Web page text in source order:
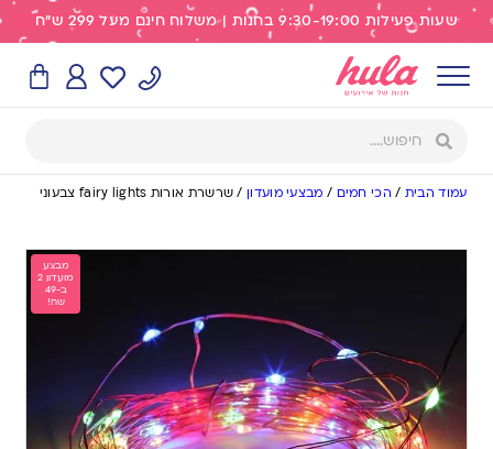
שעות פעילות 9:30-19:00 בחנות | משלוח חינם מעל 299 ש"ח
עמוד הבית / הכי חמים / מבצעי מועדון / שרשרת אורות fairy lights צבעוני
מבצע
מועדון 2
ב-49
שח!